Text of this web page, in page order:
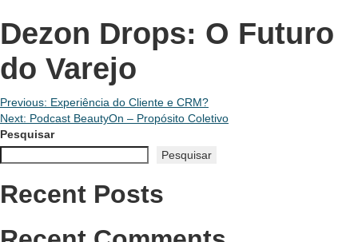
Dezon Drops: O Futuro
do Varejo
Navegação
de
Post
Previous: Experiência do Cliente e CRM?
Next: Podcast BeautyOn – Propósito Coletivo
Pesquisar
Pesquisar
Recent Posts